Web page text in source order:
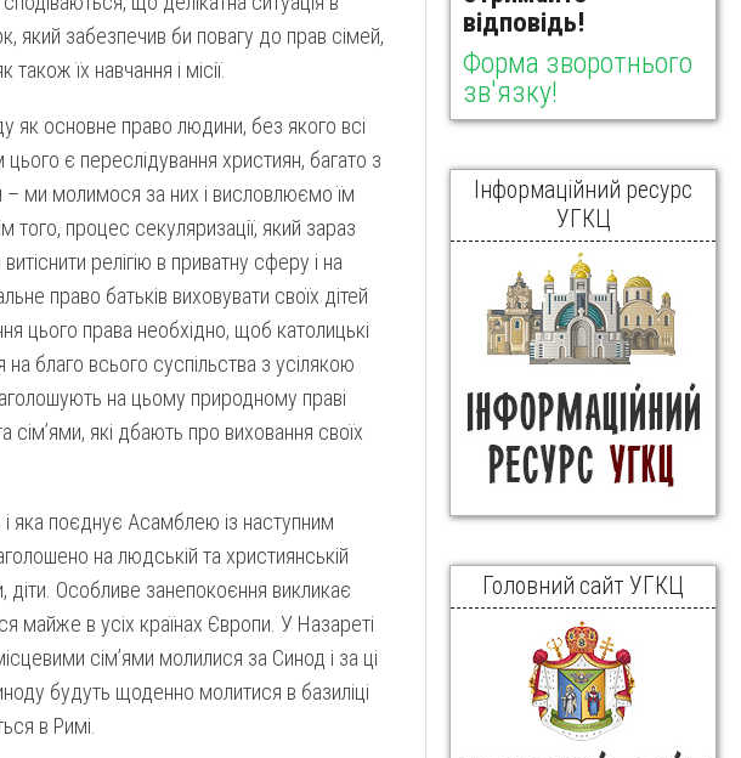
який забезпечив би повагу до прав сімей,
також їх навчання і місії.
як основне право людини, без якого всі
є переслідування християн, багато з
– ми молимося за них і висловлюємо їм
того, процес секуляризації, який зараз
релігію в приватну сферу і на
право батьків виховувати своїх дітей
цього права необхідно, щоб католицькі
благо всього суспільства з усілякою
на цьому природному праві
сім’ями, які дбають про виховання своїх
яка поєднує Асамблею із наступним
на людській та християнській
діти. Особливе занепокоєння викликає
майже в усіх країнах Європи. У Назареті
сім’ями молилися за Синод і за ці
будуть щоденно молитися в базиліці
в Римі.
відповідь!
Форма зворотнього
зв'язку!
Інформаційний ресурс
УГКЦ
Головний сайт УГКЦ